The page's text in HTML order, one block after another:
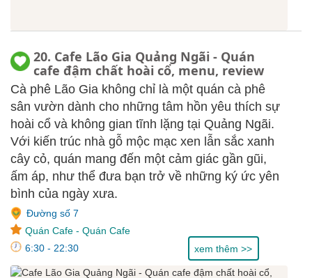
20. Cafe Lão Gia Quảng Ngãi - Quán
cafe đậm chất hoài cổ, menu, review
Cà phê Lão Gia không chỉ là một quán cà phê
sân vườn dành cho những tâm hồn yêu thích sự
hoài cổ và không gian tĩnh lặng tại Quảng Ngãi.
Với kiến trúc nhà gỗ mộc mạc xen lẫn sắc xanh
cây cỏ, quán mang đến một cảm giác gần gũi,
ấm áp, như thể đưa bạn trở về những ký ức yên
bình của ngày xưa.
Đường số 7
Quán Cafe - Quán Cafe
6:30 - 22:30
xem thêm >>